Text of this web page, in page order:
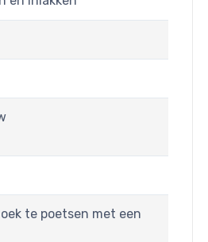
te poetsen met een